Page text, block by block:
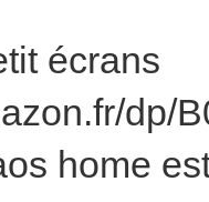
écrans
dp/
home